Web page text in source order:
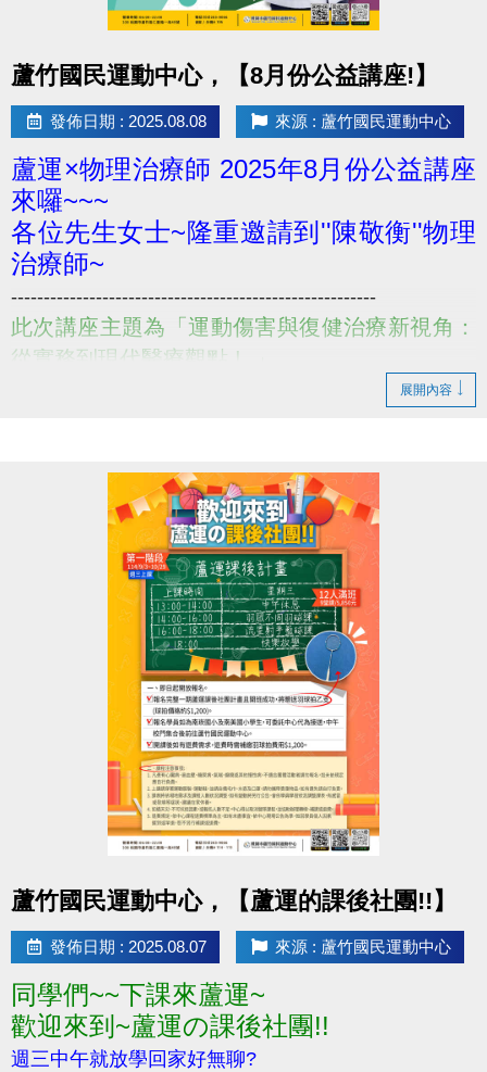
蘆竹國民運動中心，【8月份公益講座!】
發佈日期 : 2025.08.08 來源 : 蘆竹國民運動中心
蘆運×物理治療師 2025年8月份公益講座
來囉~~~
各位先生女士~隆重邀請到''陳敬衡''物理
治療師~
--------------------------------------------------------
此次講座主題為「運動傷害與復健治療新視角：
從實務到現代醫療觀點 ! 」
不要只會冰敷熱敷？其實你可以做得更多。
科技不是只有儀器治療，新型態治療模式帶你恢復更
--------------------------------------------------------
活動日期：114/08/16(六)上午10:00~11:30
活動地點：桃園市蘆竹區仁愛路一段49號，3樓社區教
參加對象：有興趣者皆可報名，參加者皆有小禮物!!
---------------------------------------------------
報名請掃QR-CODE或點選下方連結填寫報名喔!!
報名連結 :
https://docs.google.com/forms/d/e/1FAIpQLSdkECt-
usp=header
名額限30名喔! 報滿為止~~
---------------------------------------------------
歡迎所有對醫療、物理治療有興趣之民眾報名參加！
若有相關問題，請電洽 03-2639066 #106
展開內容
蘆竹國民運動中心，【蘆運的課後社團!!】
發佈日期 : 2025.08.07 來源 : 蘆竹國民運動中心
同學們~~下課來蘆運~
歡迎來到~蘆運の課後社團!!
週三中午就放學回家好無聊?